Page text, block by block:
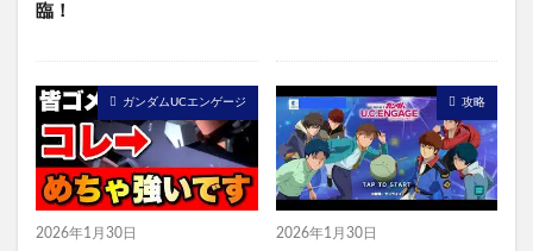
臨！
ガンダムUCエンゲージ
2026年1月30日
攻略
2026年1月30日